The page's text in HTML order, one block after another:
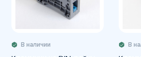
В наличии В